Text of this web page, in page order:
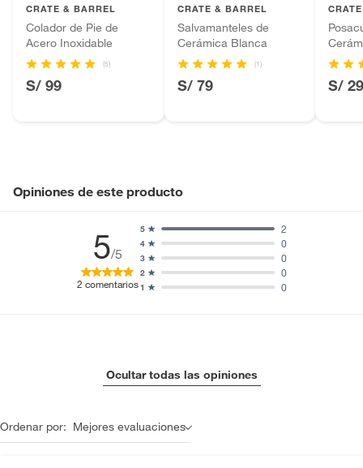
Baterías de auto.
Motocicletas y bicicletas motorizadas.
CRATE & BARREL
Colador de Pie de
Acero Inoxidable
(5)
S/ 99
CRATE & BARREL
Salvamanteles de
Cerámica Blanca
(1)
S/ 79 S/
Opiniones de este producto
5/5
2 comentarios1 0
2 0
3 0
4 0
5 2
Ocultar todas las opiniones
Ordenar por: Mejores evaluaciones